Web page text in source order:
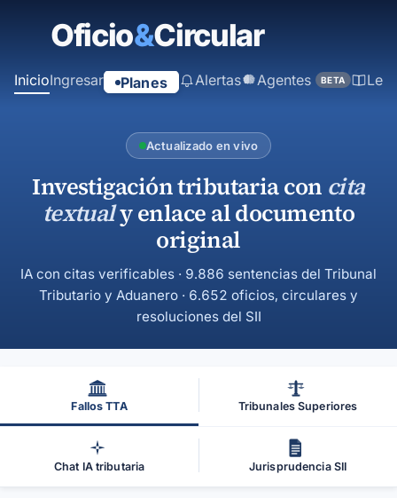
principal
InicioIngresar Planes Alertas Agentes BETA
Actualizado en vivo
Investigación tributaria con cita
textualy enlace al documento
original
IA con citas verificables · 9.886 sentencias del Tribunal
Tributario y Aduanero · 6.652 oficios, circulares y
resoluciones del SII
Fallos TTA Tribunales Superiores
Chat IA tributaria Jurisprudencia SII